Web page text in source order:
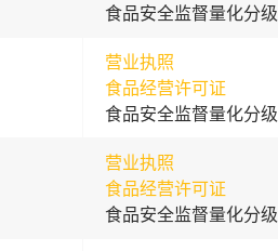
食品安全监督量化分级
营业执照
食品经营许可证
食品安全监督量化分级
营业执照
食品经营许可证
食品安全监督量化分级